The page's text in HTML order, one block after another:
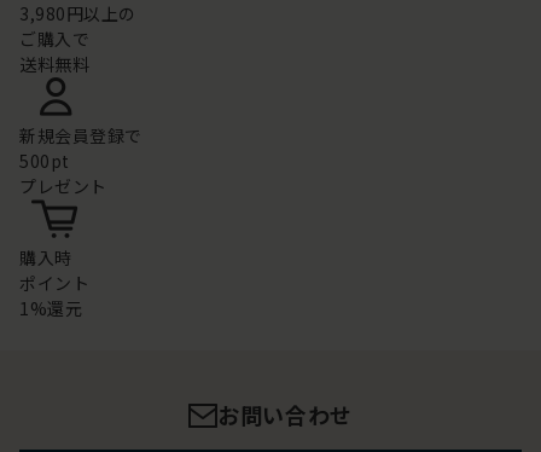
3,980円以上の
ご購入で
送料無料
新規会員登録で
500pt
プレゼント
購入時
ポイント
1%還元
お問い合わせ